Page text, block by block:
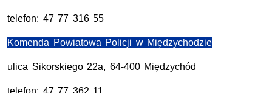
telefon: 47 77 316 55
Komenda Powiatowa Policji w Międzychodzie
ulica Sikorskiego 22a, 64-400 Międzychód
telefon: 47 77 362 11